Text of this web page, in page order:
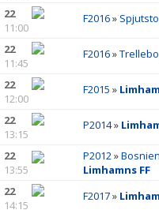
22
11:00
F2016»
22
11:45
F2016»
22
12:00
F2015 »
22
13:15
P2014»
22
13:55
P2012»
Limhamns FF
22
14:15
F2017»